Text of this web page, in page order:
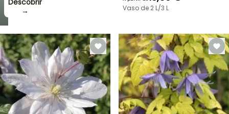
Descobrir
→
Vaso de 2 L/3 L